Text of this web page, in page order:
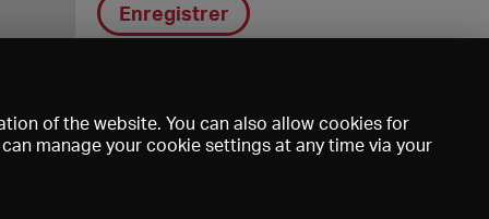
Enregistrer
of the website. You can also allow cookies for
manage your cookie settings at any time via your